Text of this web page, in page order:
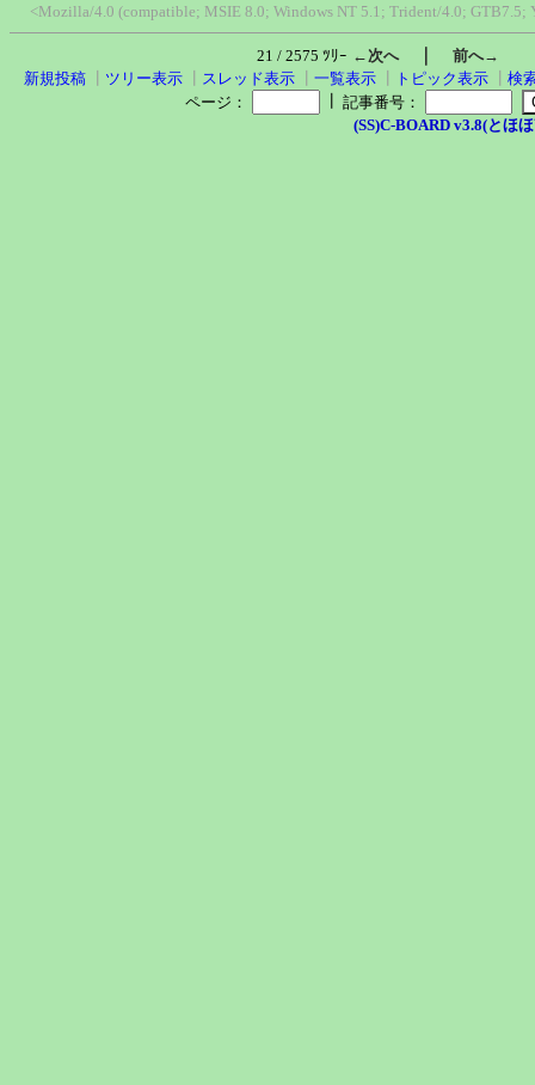
<Mozilla/4.0 (compatible; MSIE 8.0; Windows NT 5.1; Trident/4.0; GTB7.5;
21 / 2575 ﾂﾘｰ ←次へ｜ 前へ→
新規投稿
ツリー表示 スレッド表示 一覧表示 トピック表示
検
ページ：
記事番号：
(SS)C-BOARD v3.8(とほ